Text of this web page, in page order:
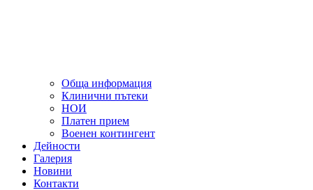
Обща информация
Клинични пътеки
НОИ
Платен прием
Военен контингент
Дейности
Галерия
Новини
Контакти